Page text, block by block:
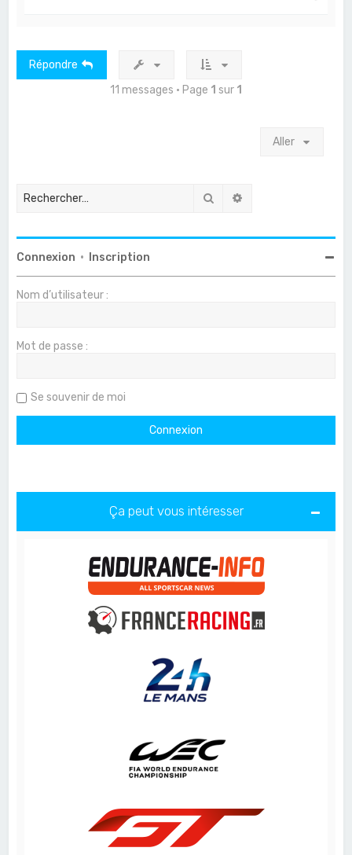
Répondre
11 messages • Page 1 sur 1
Aller
Rechercher
Connexion • Inscription
Nom d’utilisateur :
Mot de passe :
Se souvenir de moi
Ça peut vous intéresser